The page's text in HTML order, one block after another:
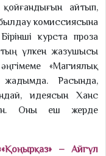
айтып,
комиссиясына
курста проза
үл­кен жазушысы
«Магия­лық
Расында,
идея­сын Ханс
Оны еш жерде
– Айгүл